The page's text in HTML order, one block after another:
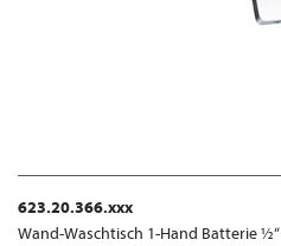
623.20.366.xxx
Wand-Waschtisch 1-Hand Batterie ½“